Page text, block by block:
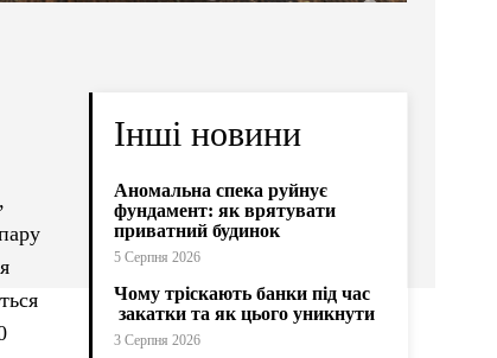
Інші новини
Аномальна спека руйнує
фундамент: як врятувати
приватний будинок
5 Серпня 2026
Чому тріскають банки під час
закатки та як цього уникнути
3 Серпня 2026